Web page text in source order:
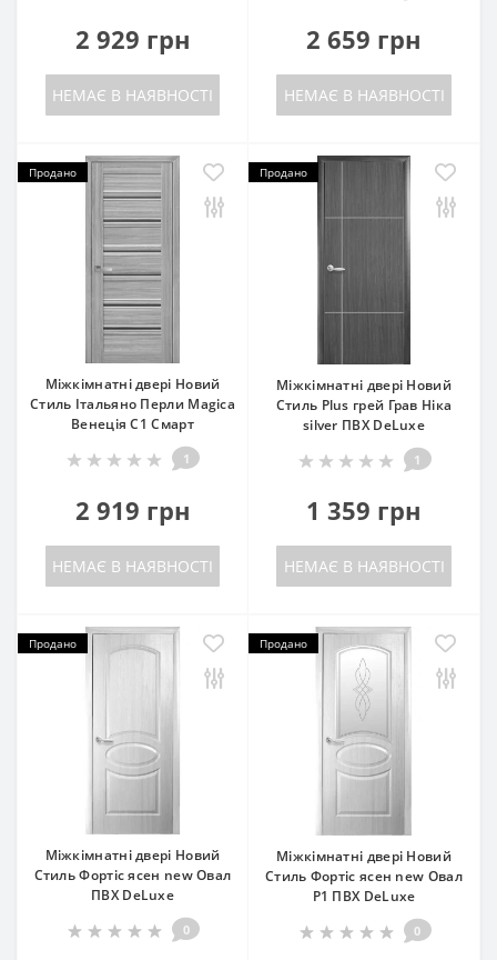
2 929 грн
НЕМАЄ В НАЯВНОСТІ
2 659 грн
НЕМАЄ В НАЯВНОСТІ
Продано
Міжкімнатні двері Новий
Стиль Італьяно Перли Magica
Венеція C1 Смарт
1
2 919 грн
НЕМАЄ В НАЯВНОСТІ
Продано
Міжкімнатні двері Новий
Стиль Plus грей Грав Ніка
silver ПВХ DeLuxe
1
1 359 грн
НЕМАЄ В НАЯВНОСТІ
Продано
Міжкімнатні двері Новий
Стиль Фортіс ясен new Овал
ПВХ DeLuxe
0
Продано
Міжкімнатні двері Новий
Стиль Фортіс ясен new Овал
P1 ПВХ DeLuxe
0